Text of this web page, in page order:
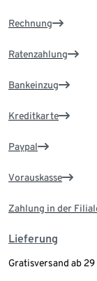
Rechnung
Ratenzahlung
Bankeinzug
Kreditkarte
Paypal
Vorauskasse
Zahlung in der
Lieferung
Gratisversand ab